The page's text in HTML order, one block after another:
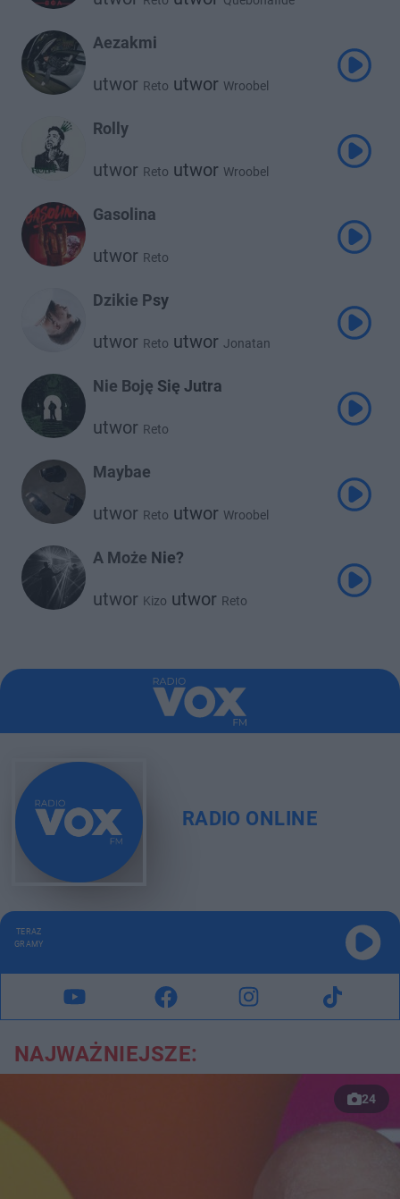
Aezakmi
utwor Reto utwor Wroobel
Rolly
utwor Reto utwor Wroobel
Gasolina
utwor Reto
Dzikie Psy
utwor Reto utwor Jonatan
Nie Boję Się Jutra
utwor Reto
Maybae
utwor Reto utwor Wroobel
A Może Nie?
utwor Kizo utwor Reto
RADIO ONLINE
TERAZ
GRAMY
NAJWAŻNIEJSZE:
24